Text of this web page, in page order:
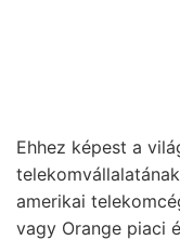
Ehhez képest a
amerikai
vagy Orange piaci